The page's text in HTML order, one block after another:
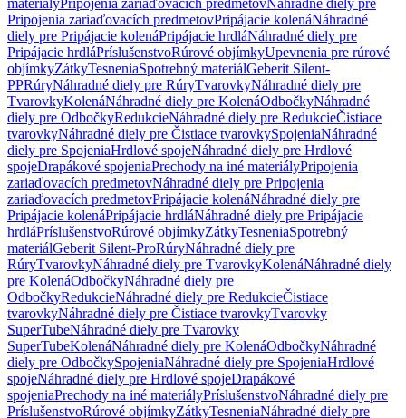
materiályPripojenia zariaďovacích predmetovNáhradné diely pre
Pripojenia zariaďovacích predmetovPripájacie kolenáNáhradné
diely pre Pripájacie kolenáPripájacie hrdláNáhradné diely pre
Pripájacie hrdláPríslušenstvoRúrové objímkyUpevnenia pre rúrové
objímkyZátkyTesneniaSpotrebný materiálGeberit Silent-
PPRúryNáhradné diely pre RúryTvarovkyNáhradné diely pre
TvarovkyKolenáNáhradné diely pre KolenáOdbočkyNáhradné
diely pre OdbočkyRedukcieNáhradné diely pre RedukcieČistiace
tvarovkyNáhradné diely pre Čistiace tvarovkySpojeniaNáhradné
diely pre SpojeniaHrdlové spojeNáhradné diely pre Hrdlové
spojeDrapákové spojeniaPrechody na iné materiályPripojenia
zariaďovacích predmetovNáhradné diely pre Pripojenia
zariaďovacích predmetovPripájacie kolenáNáhradné diely pre
Pripájacie kolenáPripájacie hrdláNáhradné diely pre Pripájacie
hrdláPríslušenstvoRúrové objímkyZátkyTesneniaSpotrebný
materiálGeberit Silent-ProRúryNáhradné diely pre
RúryTvarovkyNáhradné diely pre TvarovkyKolenáNáhradné diely
pre KolenáOdbočkyNáhradné diely pre
OdbočkyRedukcieNáhradné diely pre RedukcieČistiace
tvarovkyNáhradné diely pre Čistiace tvarovkyTvarovky
SuperTubeNáhradné diely pre Tvarovky
SuperTubeKolenáNáhradné diely pre KolenáOdbočkyNáhradné
diely pre OdbočkySpojeniaNáhradné diely pre SpojeniaHrdlové
spojeNáhradné diely pre Hrdlové spojeDrapákové
spojeniaPrechody na iné materiályPríslušenstvoNáhradné diely pre
PríslušenstvoRúrové objímkyZátkyTesneniaNáhradné diely pre